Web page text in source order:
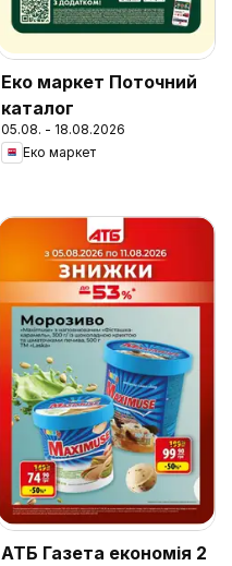
Еко маркет Поточний
каталог
05.08. - 18.08.2026
Еко маркет
АТБ Газета економія 2